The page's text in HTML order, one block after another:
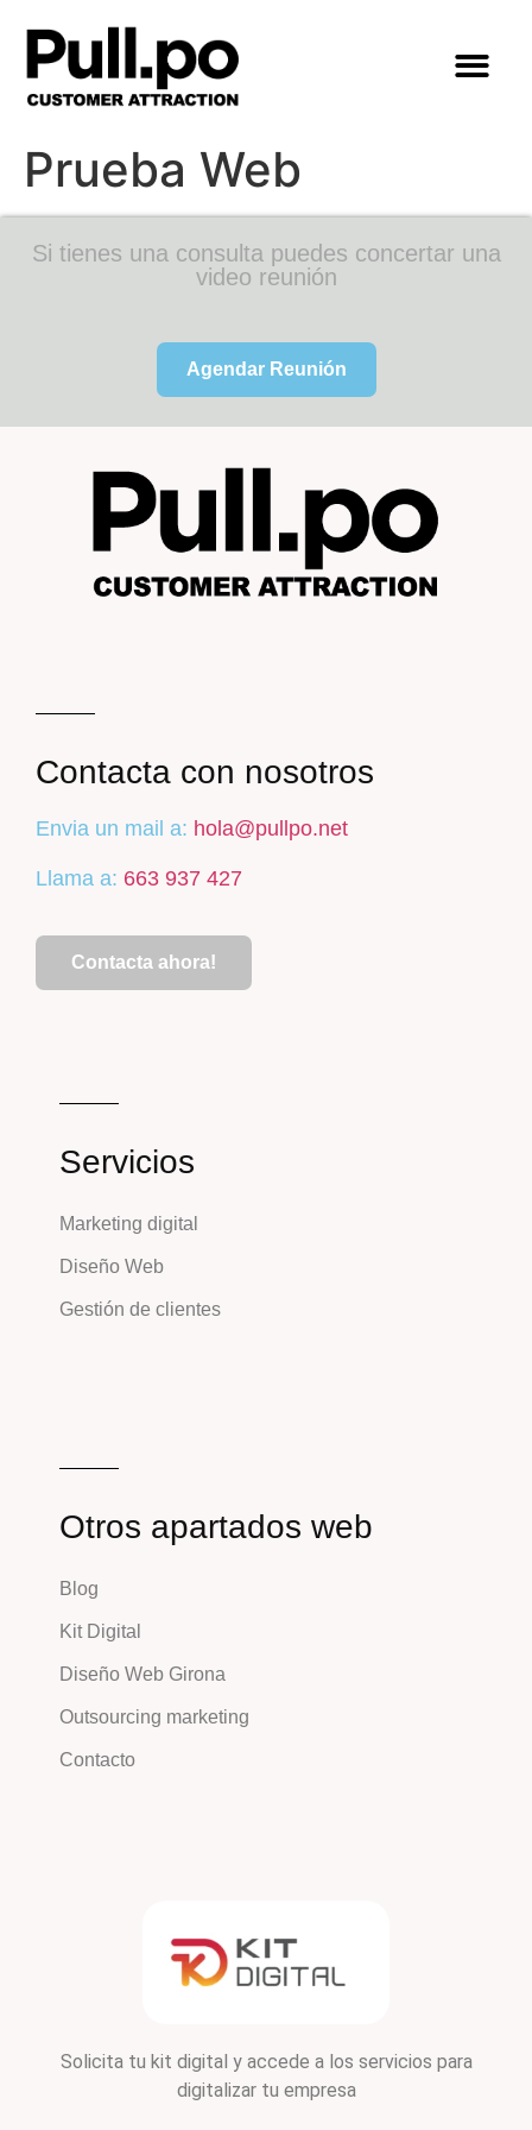
Prueba Web
Si tienes una consulta puedes concertar una
video reunión
Agendar Reunión
Contacta con nosotros
Envia un mail a: hola@pullpo.net
Llama a: 663 937 427
Contacta ahora!
Servicios
Marketing digital
Diseño Web
Gestión de clientes
Otros apartados web
Blog
Kit Digital
Diseño Web Girona
Outsourcing marketing
Contacto
Solicita tu kit digital y accede a los servicios para
digitalizar tu empresa